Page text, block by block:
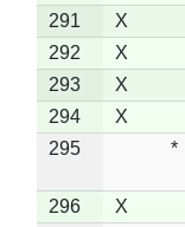
291
X
292
X
293
X
294
X
295
*
296
X